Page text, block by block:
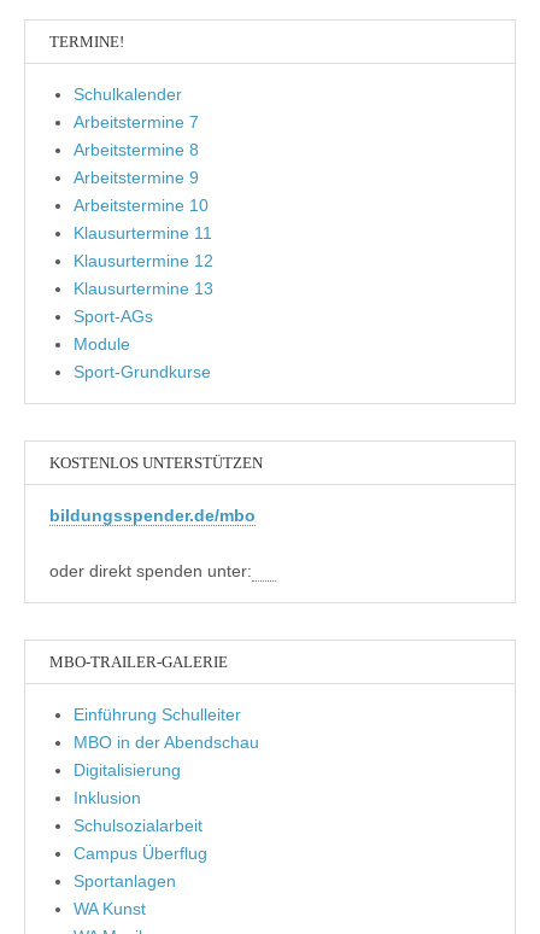
TERMINE!
Schulkalender
Arbeitstermine 7
Arbeitstermine 8
Arbeitstermine 9
Arbeitstermine 10
Klausurtermine 11
Klausurtermine 12
Klausurtermine 13
Sport-AGs
Module
Sport-Grundkurse
KOSTENLOS UNTERSTÜTZEN
bildungsspender.de/mbo
oder direkt spenden unter:
MBO-TRAILER-GALERIE
Einführung Schulleiter
MBO in der Abendschau
Digitalisierung
Inklusion
Schulsozialarbeit
Campus Überflug
Sportanlagen
WA Kunst